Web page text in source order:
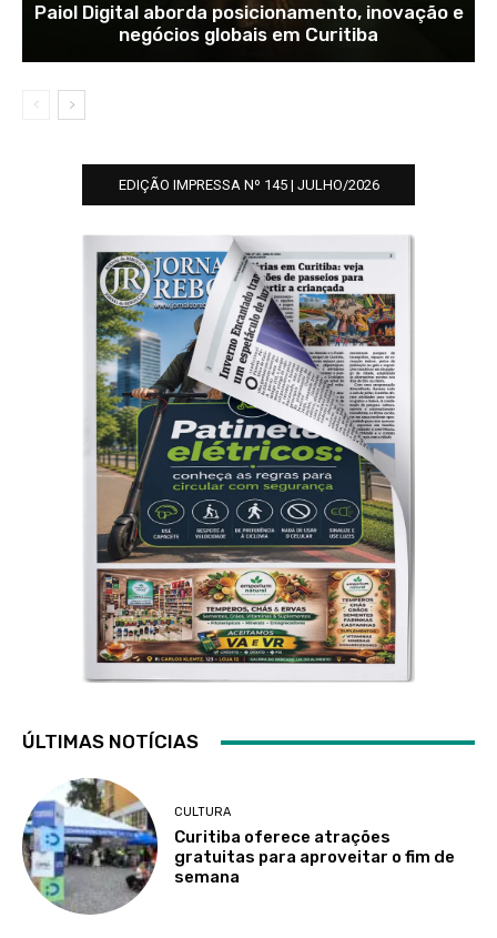
Paiol Digital aborda posicionamento, inovação e
negócios globais em Curitiba
EDIÇÃO IMPRESSA Nº 145 | JULHO/2026
ÚLTIMAS NOTÍCIAS
CULTURA
Curitiba oferece atrações
gratuitas para aproveitar o fim de
semana